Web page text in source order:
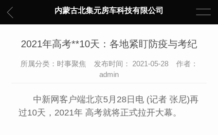
内蒙古北集元房车科技有限公司
2021年高考**10天：各地紧盯防疫与考纪
所属分类：时事聚焦 发布时间： 2021-05-28 作者：
admin
中新网客户端北京5月28日电 (记者 张尼)再
过10天，2021年 高考就将正式拉开大幕。